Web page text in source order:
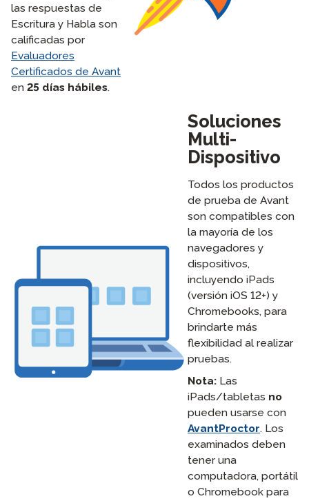
las respuestas de
Escritura y Habla son
calificadas por
Evaluadores
Certificados de Avant
en 25 días hábiles.
Soluciones
Multi-
Dispositivo
Todos los productos
de prueba de Avant
son compatibles con
la mayoría de los
navegadores y
dispositivos,
incluyendo iPads
(versión iOS 12+) y
Chromebooks, para
brindarte más
flexibilidad al realizar
pruebas.
Nota: Las
iPads/tabletas no
pueden usarse con
AvantProctor. Los
examinados deben
tener una
computadora, portátil
o Chromebook para